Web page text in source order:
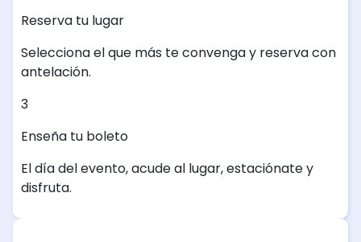
Reserva tu lugar
Selecciona el que más te convenga y reserva con
antelación.
3
Enseña tu boleto
El día del evento, acude al lugar, estaciónate y
disfruta.